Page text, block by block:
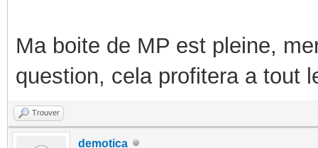
Ma boite de MP est pleine,
question, cela profitera a tout
Trouver
demotica